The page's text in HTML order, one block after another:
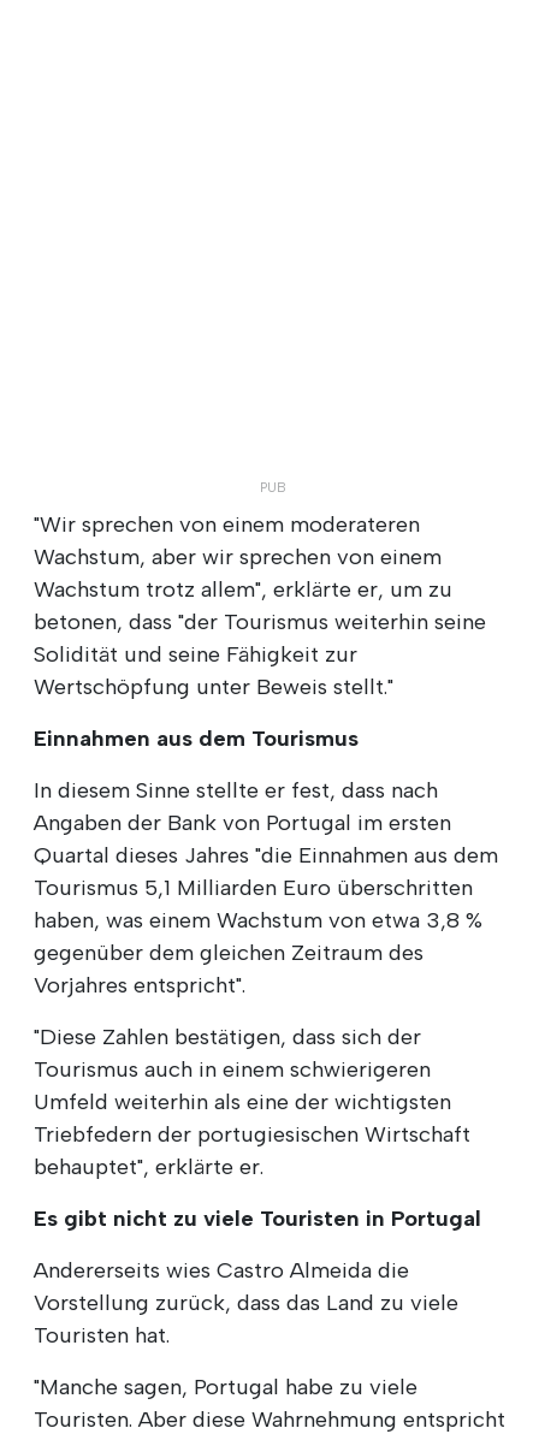
"Wir sprechen von einem moderateren
Wachstum, aber wir sprechen von einem
Wachstum trotz allem", erklärte er, um zu
betonen, dass "der Tourismus weiterhin seine
Solidität und seine Fähigkeit zur
Wertschöpfung unter Beweis stellt."
Einnahmen aus dem Tourismus
In diesem Sinne stellte er fest, dass nach
Angaben der Bank von Portugal im ersten
Quartal dieses Jahres "die Einnahmen aus dem
Tourismus 5,1 Milliarden Euro überschritten
haben, was einem Wachstum von etwa 3,8 %
gegenüber dem gleichen Zeitraum des
Vorjahres entspricht".
"Diese Zahlen bestätigen, dass sich der
Tourismus auch in einem schwierigeren
Umfeld weiterhin als eine der wichtigsten
Triebfedern der portugiesischen Wirtschaft
behauptet", erklärte er.
Es gibt nicht zu viele Touristen in Portugal
Andererseits wies Castro Almeida die
Vorstellung zurück, dass das Land zu viele
Touristen hat.
"Manche sagen, Portugal habe zu viele
Touristen. Aber diese Wahrnehmung entspricht